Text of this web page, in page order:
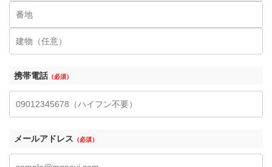
携帯電話（必須）
メールアドレス （必須）